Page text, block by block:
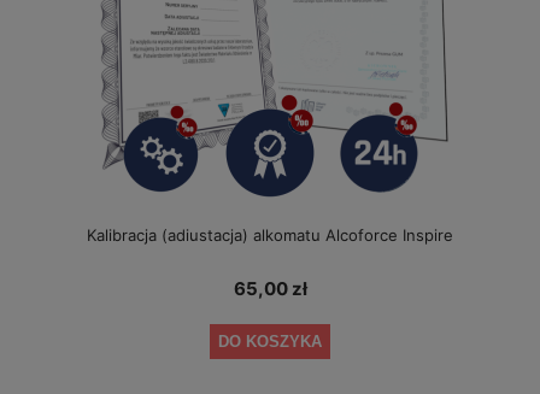
Kalibracja (adiustacja) alkomatu Alcoforce Inspire
65,00 zł
DO KOSZYKA